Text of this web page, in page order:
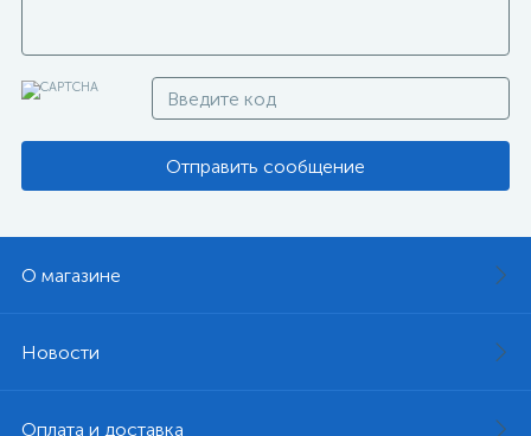
Отправить сообщение
О магазине
Новости
Оплата и доставка